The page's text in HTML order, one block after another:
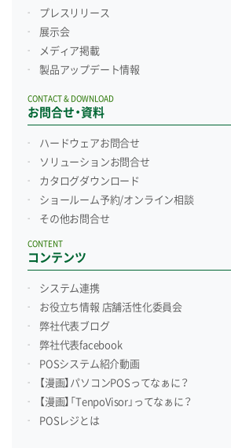
プレスリリース
展示会
メディア掲載
製品アップデート情報
お問合せ・資料
CONTACT & DOWNLOAD
ハードウェアお問合せ
ソリューションお問合せ
カタログダウンロード
ショールーム予約/オンライン相談
その他お問合せ
コンテンツ
CONTENT
システム連携
お役立ち情報 店舗活性化委員会
弊社代表ブログ
弊社代表facebook
POSシステム紹介動画
【漫画】パソコンPOSってなぁに？
【漫画】「TenpoVisor」ってなぁに？
POSレジとは